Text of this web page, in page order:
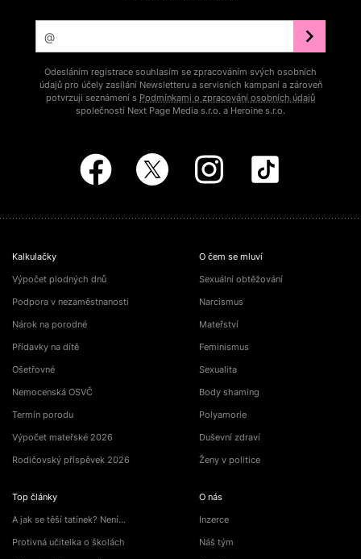
Odesláním registrace souhlasím se zpracováním svých osobních
údajů pro účely zasílání Newsletteru a servisních kampaní a zároveň
potvrzuji seznámení s Podmínkami o zpracování osobních údajů
společností Next Page Media s.r.o. a Heroine s.r.o.
Kalkulačky
Výpočet plodných dnů
Podpora v nezaměstnanosti
Nárok na porodné
Přídavky na dítě
Ošetřovné
Nemocenská OSVČ
Termín porodu
Výpočet mateřské 2026
Rodičovský příspěvek 2026
Top články
A jak se těší tatínek? Není…
Protivná učitelka o školách
O čem se mluví
Sexuální obtěžování
Narcismus
Mateřství
Feminismus
Sexualita
Body shaming
Polyamorie
Duševní zdraví
Ženy v politice
O nás
Inzerce
Náš tým